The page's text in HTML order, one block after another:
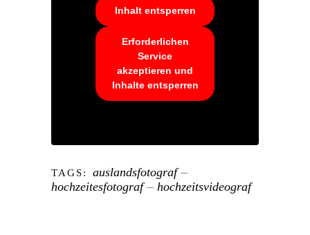
Inhalt entsperren
Erforderlichen
Service
akzeptieren und
Inhalte entsperren
TAGS:
auslandsfotograf
hochzeitesfotograf
hochzeitsvideograf